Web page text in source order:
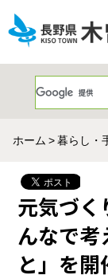
ホーム 暮らし・
元気づ
んなで考
と」を開